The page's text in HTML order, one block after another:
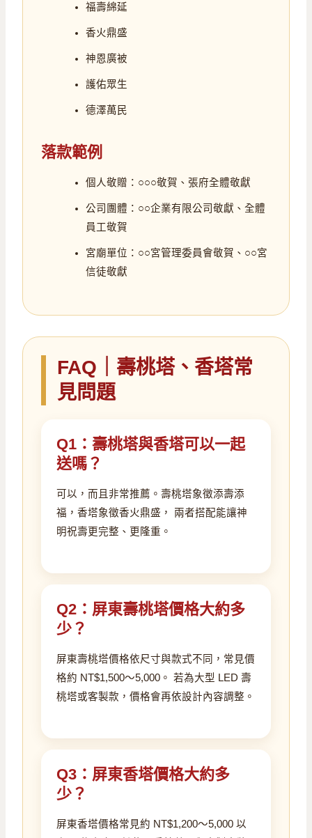
福壽綿延
香火鼎盛
神恩廣被
護佑眾生
德澤萬民
落款範例
個人敬贈：○○○敬賀、張府全體敬獻
公司團體：○○企業有限公司敬獻、全體
員工敬賀
宮廟單位：○○宮管理委員會敬賀、○○宮
信徒敬獻
FAQ｜壽桃塔、香塔常
見問題
Q1：壽桃塔與香塔可以一起
送嗎？
可以，而且非常推薦。壽桃塔象徵添壽添
福，香塔象徵香火鼎盛， 兩者搭配能讓神
明祝壽更完整、更隆重。
Q2：屏東壽桃塔價格大約多
少？
屏東壽桃塔價格依尺寸與款式不同，常見價
格約 NT$1,500～5,000。 若為大型 LED 壽
桃塔或客製款，價格會再依設計內容調整。
Q3：屏東香塔價格大約多
少？
屏東香塔價格常見約 NT$1,200～5,000 以